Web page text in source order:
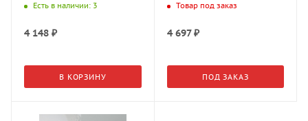
Есть в наличии: 3
4 148 ₽
В КОРЗИНУ
Товар под заказ
4 697₽
ПОД ЗАКАЗ